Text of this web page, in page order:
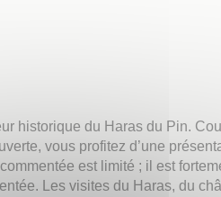
historique du Haras du Pin.
vous profitez d’une
est limité ; il est
Les visites du Haras, du